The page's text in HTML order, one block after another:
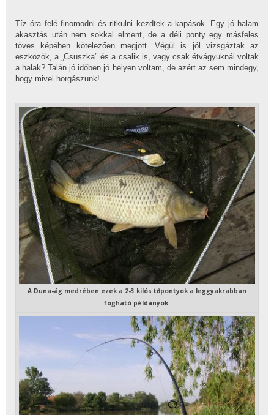
Tíz óra felé finomodni és ritkulni kezdtek a kapások. Egy jó halam
akasztás után nem sokkal elment, de a déli ponty egy másfeles
töves képében kötelezően megjött. Végül is jól vizsgáztak az
eszközök, a „Csuszka" és a csalik is, vagy csak étvágyuknál voltak
a halak? Talán jó időben jó helyen voltam, de azért az sem mindegy,
hogy mivel horgászunk!
A Duna-ág medrében ezek a 2-3 kilós tőpontyok a leggyakrabban
fogható példányok.